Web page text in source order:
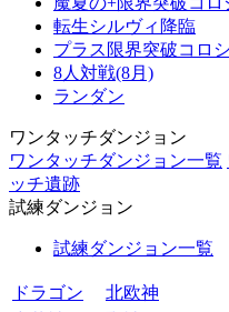
転生シルヴィ降臨
プラス限界突破コロ
8人対戦(8月)
ランダン
ワンタッチダンジョン
ワンタッチダンジョン一覧
ッチ遺跡
試練ダンジョン
試練ダンジョン一覧
ドラゴン
北欧神